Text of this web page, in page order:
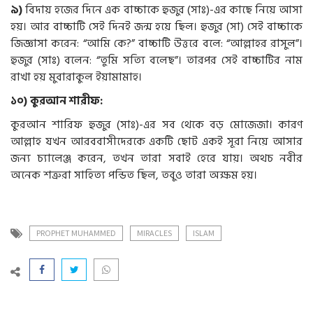
৯)বিদায় হজের দিনে এক বাচ্চাকে হুজুর (সাঃ)-এর কাছে নিয়ে আসা
হয়। আর বাচ্চাটি সেই দিনই জন্ম হয়ে ছিল। হুজুর (সা) সেই বাচ্চাকে
জিজ্ঞাসা করেন: “আমি কে?” বাচ্চাটি উত্তরে বলে: “আল্লাহর রাসুল”।
হুজুর (সাঃ) বলেন: “তুমি সত্যি বলেছ”। তারপর সেই বাচ্চাটির নাম
রাখা হয় মুবারাকুল ইয়ামামাহ।
১০)কুরআনশারীফ:
কুরআন শারিফ হুজুর (সাঃ)-এর সব থেকে বড় মোজেজা। কারণ
আল্লাহ যখন আরববাসীদেরকে একটি ছোট একই সূরা নিয়ে আসার
জন্য চ্যালেঞ্জ করেন, তখন তারা সবাই হেরে যায়। অথচ নবীর
অনেক শত্রুরা সাহিত্য পন্ডিত ছিল, তবুও তারা অক্ষম হয়।
PROPHET MUHAMMED MIRACLES ISLAM